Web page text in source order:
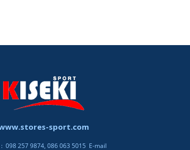
sport.com
: 098 257 9874, 086 063 5015 E-mail